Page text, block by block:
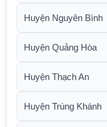
Huyện Nguyên Bình
Huyện Quảng Hòa
Huyện Thạch An
Huyện Trùng Khánh